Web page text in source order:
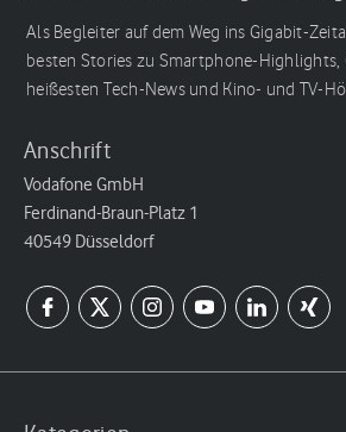
Als Begleiter auf dem Weg ins Gigabit-
besten Stories zu Smartphone-Highlights,
heißesten Tech-News und Kino- und TV-
Anschrift
Vodafone GmbH
Ferdinand-Braun-Platz 1
40549 Düsseldorf